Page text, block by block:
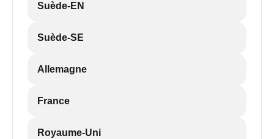
Suède-EN
Suède-SE
Allemagne
France
Royaume-Uni